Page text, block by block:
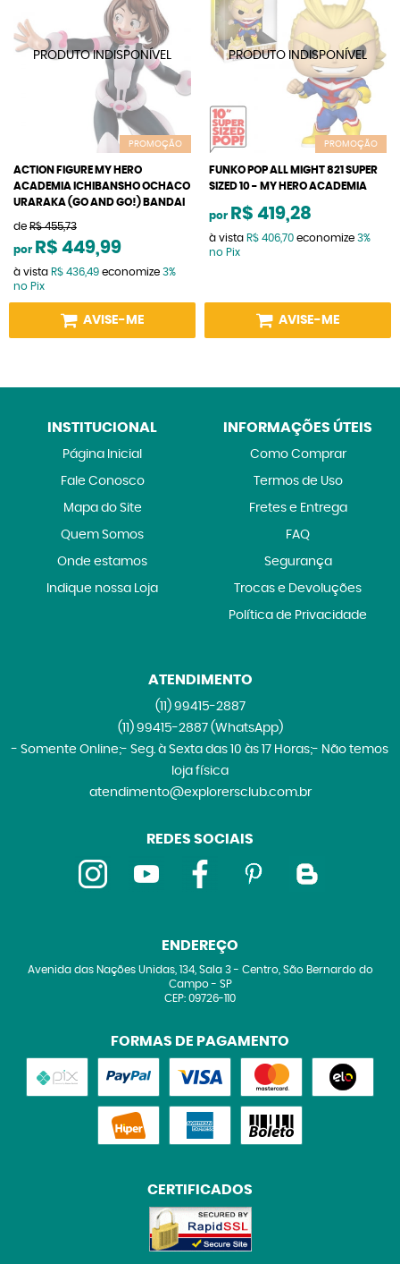
PROMOÇÃO
ACTION FIGURE MY HERO
ACADEMIA ICHIBANSHO OCHACO
URARAKA (GO AND GO!) BANDAI
de R$ 455,73
por R$ 449,99
à vista R$ 436,49 economize 3%
no Pix
AVISE-ME
PROMOÇÃO
FUNKO POP ALL MIGHT 821 SUPER
SIZED 10 - MY HERO ACADEMIA
por R$ 419,28
à vista R$ 406,70 economize 3%
no Pix
AVISE-ME
INSTITUCIONAL
Página Inicial
Fale Conosco
Mapa do Site
Quem Somos
Onde estamos
Indique nossa Loja
INFORMAÇÕES ÚTEIS
Como Comprar
Termos de Uso
Fretes e Entrega
FAQ
Segurança
Trocas e Devoluções
Política de Privacidade
ATENDIMENTO
(11)99415-2887
(11)99415-2887 (WhatsApp)
- Somente Online;- Seg. à Sexta das 10 às 17 Horas;- Não temos
loja física
atendimento@explorersclub.com.br
REDES SOCIAIS
ENDEREÇO
Avenida das Nações Unidas, 134, Sala 3- Centro, São Bernardo do
Campo- SP
CEP: 09726-110
FORMAS DE PAGAMENTO
CERTIFICADOS